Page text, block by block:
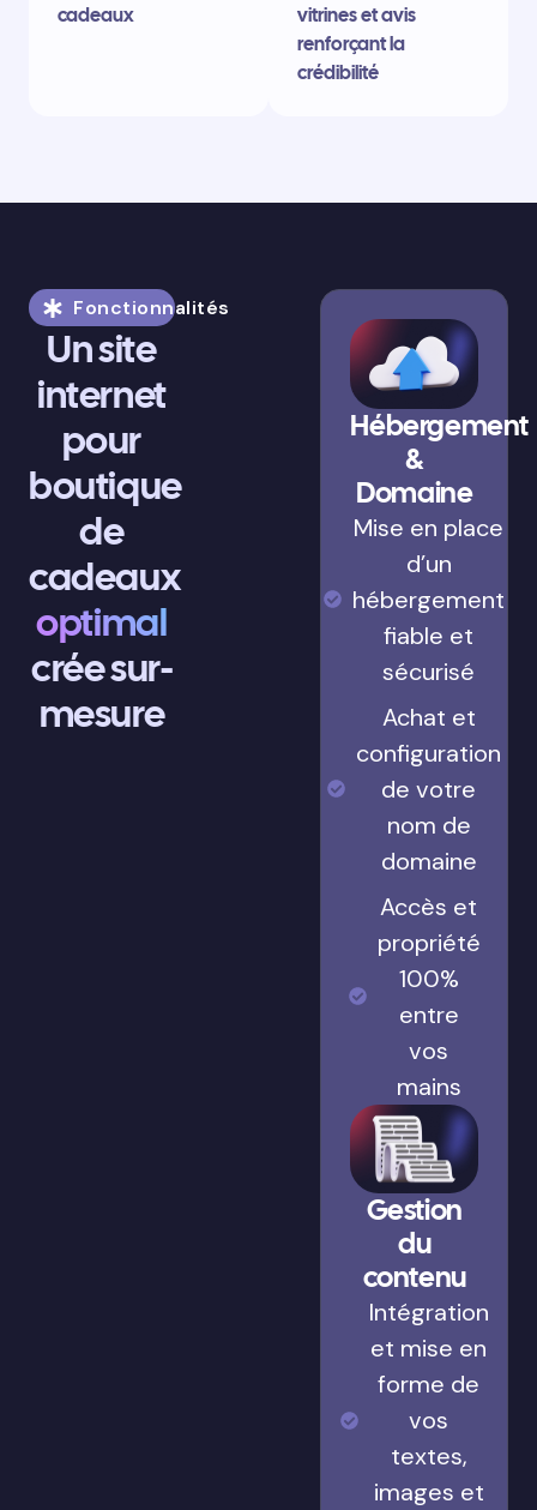
cadeaux
vitrines et avis
renforçant la
crédibilité
Fonctionnalités
Un site
internet
pour
boutique
de
cadeaux
optimal
crée sur-
mesure
Hébergement
&
Domaine
Mise en place
d’un
hébergement
fiable et
sécurisé
Achat et
configuration
de votre
nom de
domaine
Accès et
propriété
100%
entre
vos
mains
Gestion
du
contenu
Intégration
et mise en
forme de
vos
textes,
images et